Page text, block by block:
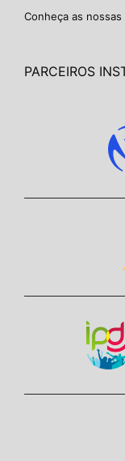
Conheça as nossas
PARCEIROS